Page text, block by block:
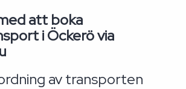
att boka
i Öckerö via
av transporten